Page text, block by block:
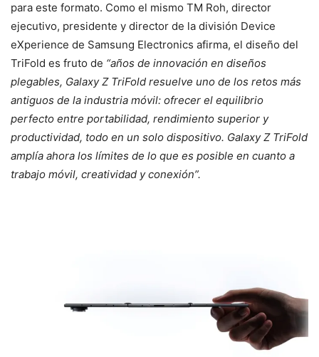
para este formato. Como el mismo TM Roh, director
ejecutivo, presidente y director de la división Device
eXperience de Samsung Electronics afirma, el diseño del
TriFold es fruto de “años de innovación en diseños
plegables, Galaxy Z TriFold resuelve uno de los retos más
antiguos de la industria móvil: ofrecer el equilibrio
perfecto entre portabilidad, rendimiento superior y
productividad, todo en un solo dispositivo. Galaxy Z TriFold
amplía ahora los límites de lo que es posible en cuanto a
trabajo móvil, creatividad y conexión”.